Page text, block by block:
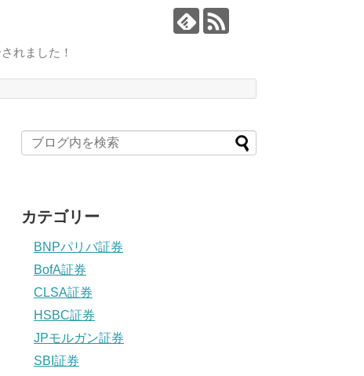
れました！
カテゴリー
BNPパリバ証券
BofA証券
CLSA証券
HSBC証券
JPモルガン証券
SBI証券